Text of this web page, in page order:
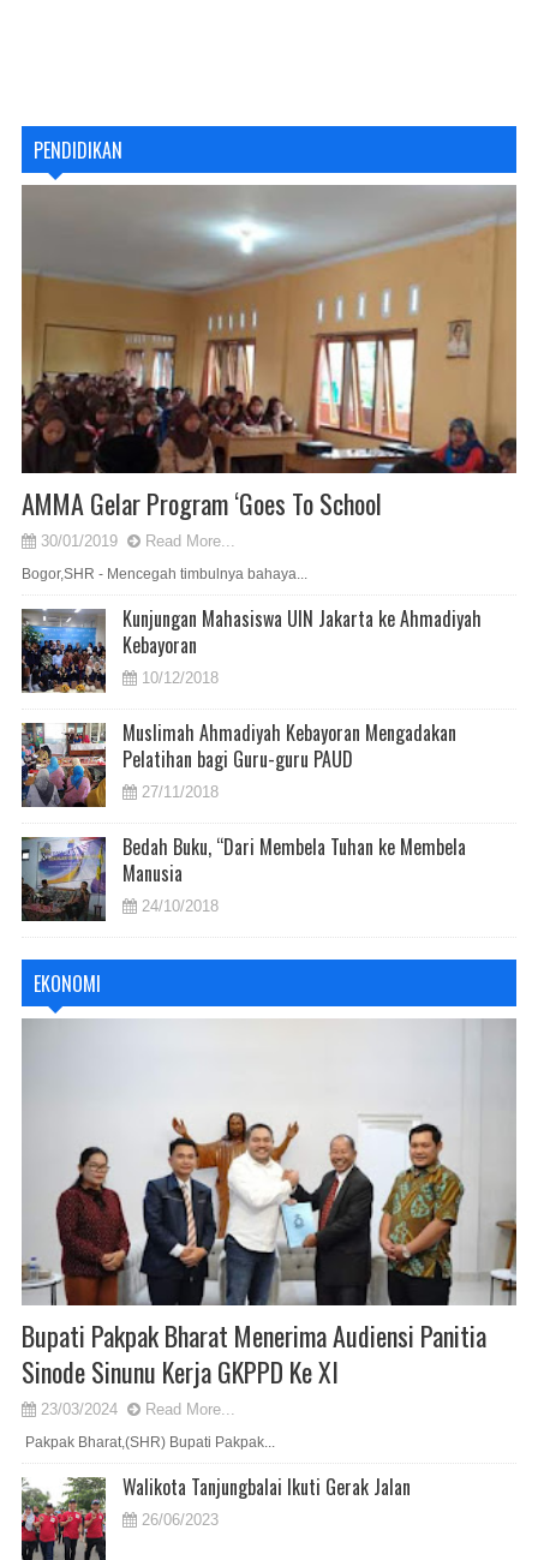
PENDIDIKAN
AMMA Gelar Program ‘Goes To School
30/01/2019 Read More...
Bogor,SHR - Mencegah timbulnya bahaya...
Kunjungan Mahasiswa UIN Jakarta ke Ahmadiyah
Kebayoran
10/12/2018
Muslimah Ahmadiyah Kebayoran Mengadakan
Pelatihan bagi Guru-guru PAUD
27/11/2018
Bedah Buku, “Dari Membela Tuhan ke Membela
Manusia
24/10/2018
EKONOMI
Bupati Pakpak Bharat Menerima Audiensi Panitia
Sinode Sinunu Kerja GKPPD Ke XI
23/03/2024 Read More...
Pakpak Bharat,(SHR) Bupati Pakpak...
Walikota Tanjungbalai Ikuti Gerak Jalan
26/06/2023